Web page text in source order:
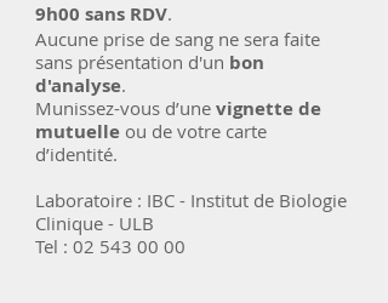
9h00 sans RDV.
Aucune prise de sang ne sera faite
sans présentation d'un bon
d'analyse.
Munissez-vous d’une vignette de
mutuelle ou de votre carte
d’identité.
Laboratoire : IBC - Institut de Biologie
Clinique - ULB
Tel : 02 543 00 00